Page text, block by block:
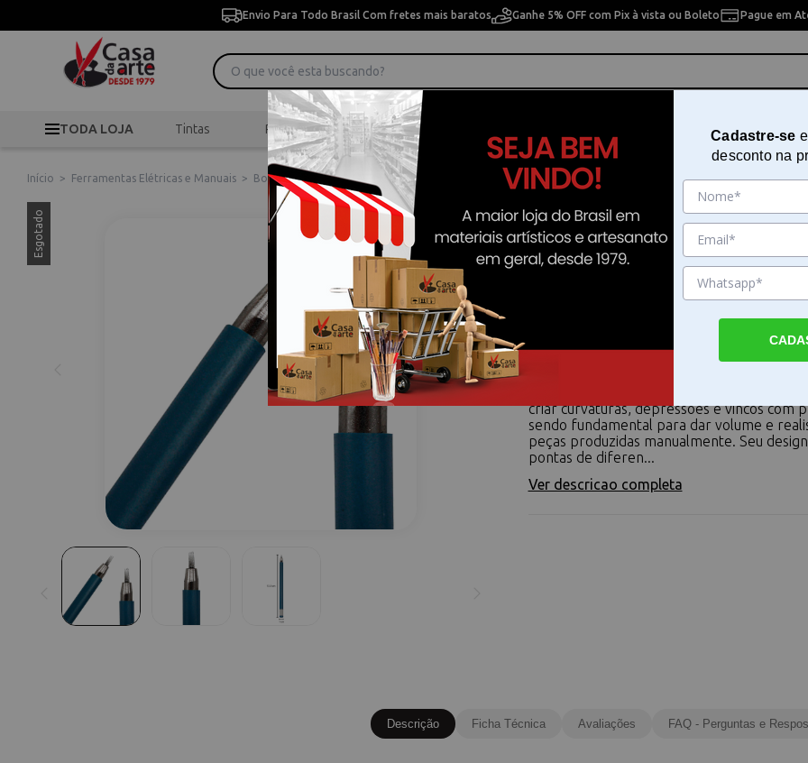
Envio Para Todo Brasil Com fretes mais baratos Ganhe 5% OFF com Pix à vista ou Boleto Pague em
TODA LOJA Tintas Pincéis Desenho Pintura
Início > Ferramentas Elétricas e Manuais > Boleadores > Boleador 118 03 Pontas Estreita
Esgotado Boleador 118 03 Pontas Estreita
Boleador 118 03 Pontas Estreita para
Boleador 118 03 Pontas Estreita é uma
criar curvaturas, depressões e vincos com
sendo fundamental para dar volume e
peças produzidas manualmente. Seu
pontas de diferen...
Ver descricao completa
Descrição Ficha Técnica Avaliações FAQ - Perguntas e
Cadastre-se
desconto na